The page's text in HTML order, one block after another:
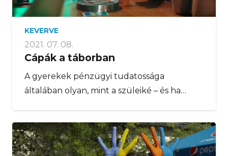
KEVERVE
2021. 07. 08.
Cápák a táborban
A gyerekek pénzügyi tudatossága
általában olyan, mint a szüleiké – és ha…